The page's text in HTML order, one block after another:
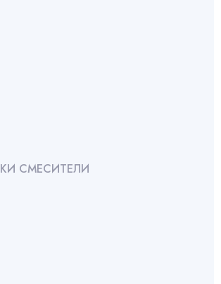
СМЕСИТЕЛИ